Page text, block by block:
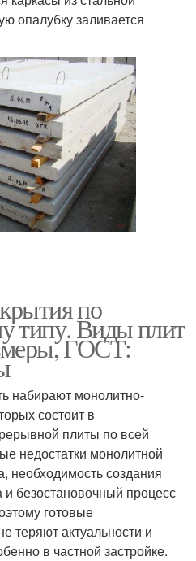
опалубку заливается
по
типу. Виды плит
ГОСТ:
набирают монолитно-
состоит в
плиты по всей
недостатки монолитной
необходимость создания
и безостановочный процесс
готовые
теряют актуальности и
в частной застройке.